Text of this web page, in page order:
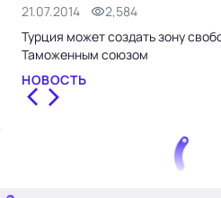
21.07.2014
2,584
Турция может создать зону
Таможенным союзом
НОВОСТЬ